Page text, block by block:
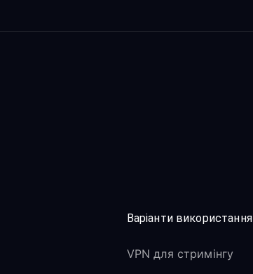
Варіанти використання
VPN для стримінгу